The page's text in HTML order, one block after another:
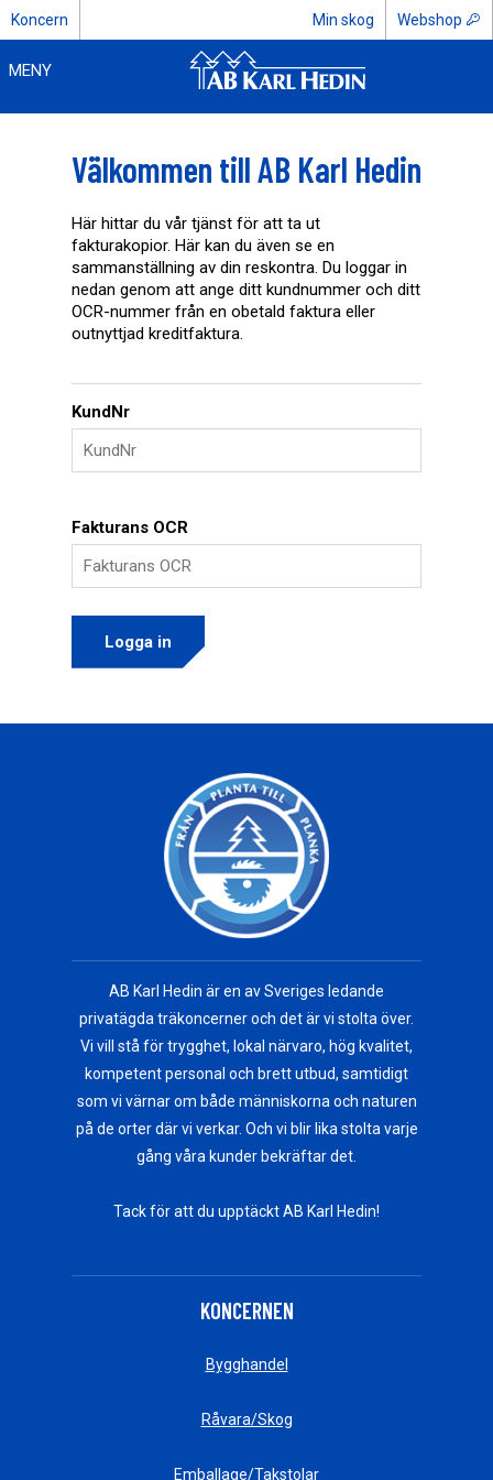
Koncern Min skog Webshop
MENY
Välkommen till AB Karl Hedin
Här hittar du vår tjänst för att ta ut
fakturakopior. Här kan du även se en
sammanställning av din reskontra. Du loggar in
nedan genom att ange ditt kundnummer och ditt
OCR-nummer från en obetald faktura eller
outnyttjad kreditfaktura.
KundNr
Fakturans OCR
AB Karl Hedin är en av Sveriges ledande
privatägda träkoncerner och det är vi stolta över.
Vi vill stå för trygghet, lokal närvaro, hög kvalitet,
kompetent personal och brett utbud, samtidigt
som vi värnar om både människorna och naturen
på de orter där vi verkar. Och vi blir lika stolta varje
gång våra kunder bekräftar det.
Tack för att du upptäckt AB Karl Hedin!
KONCERNEN
Bygghandel
Råvara/Skog
Emballage/Takstolar